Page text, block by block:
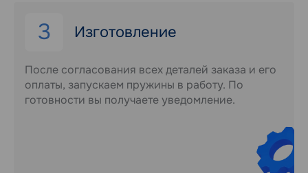
3 Изготовление
После согласования всех деталей заказа и его
оплаты, запускаем пружины в работу. По
готовности вы получаете уведомление.